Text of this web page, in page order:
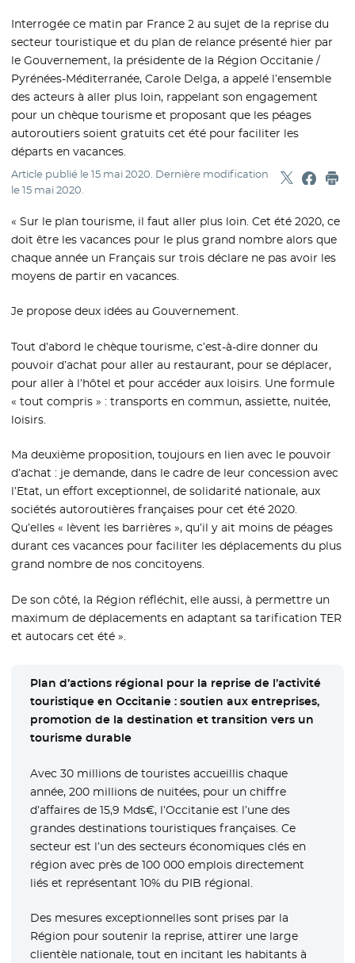
Interrogée ce matin par France 2 au sujet de la reprise du
secteur touristique et du plan de relance présenté hier par
le Gouvernement, la présidente de la Région Occitanie /
Pyrénées-Méditerranée, Carole Delga, a appelé l’ensemble
des acteurs à aller plus loin, rappelant son engagement
pour un chèque tourisme et proposant que les péages
autoroutiers soient gratuits cet été pour faciliter les
départs en vacances.
Article publié le15 mai 2020. Dernière modification
le15 mai 2020. Partager
- Nouvelle
-
« Sur le plan tourisme, il faut aller plus loin. Cet été 2020, ce
doit être les vacances pour le plus grand nombre alors que
chaque année un Français sur trois déclare ne pas avoir les
moyens de partir en vacances.
Je propose deux idées au Gouvernement.
Tout d’abord le chèque tourisme, c’est-à-dire donner du
pouvoir d’achat pour aller au restaurant, pour se déplacer,
pour aller à l’hôtel et pour accéder aux loisirs. Une formule
« tout compris » : transports en commun, assiette, nuitée,
loisirs.
Ma deuxième proposition, toujours en lien avec le pouvoir
d’achat : je demande, dans le cadre de leur concession avec
l’Etat, un effort exceptionnel, de solidarité nationale, aux
sociétés autoroutières françaises pour cet été 2020.
Qu’elles « lèvent les barrières », qu’il y ait moins de péages
durant ces vacances pour faciliter les déplacements du plus
grand nombre de nos concitoyens.
De son côté, la Région réfléchit, elle aussi, à permettre un
maximum de déplacements en adaptant sa tarification TER
et autocars cet été ».
Plan d’actions régional pour la reprise de l’activité
touristique en Occitanie : soutien aux entreprises,
promotion de la destination et transition vers un
tourisme durable
Avec 30 millions de touristes accueillis chaque
année, 200 millions de nuitées, pour un chiffre
d’affaires de 15,9 Mds€, l’Occitanie est l’une des
grandes destinations touristiques françaises. Ce
secteur est l’un des secteurs économiques clés en
région avec près de 100 000 emplois directement
liés et représentant 10% du PIB régional.
Des mesures exceptionnelles sont prises par la
Région pour soutenir la reprise, attirer une large
clientèle nationale, tout en incitant les habitants à